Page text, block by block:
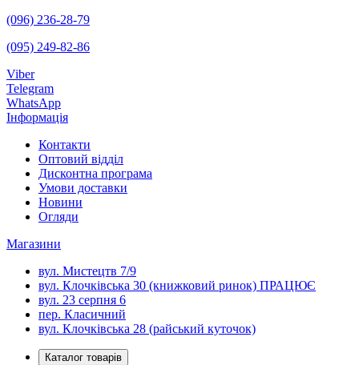
(096) 236-28-79
(095) 249-82-86
Viber
Telegram
WhatsApp
Інформація
Контакти
Оптовий відділ
Дисконтна програма
Умови доставки
Новини
Огляди
Магазини
вул. Мистецтв 7/9
вул. Клочківська 30 (книжковий ринок) ПРАЦЮЄ
вул. 23 серпня 6
пер. Класичний
вул. Клочківська 28 (райський куточок)
Каталог товарів